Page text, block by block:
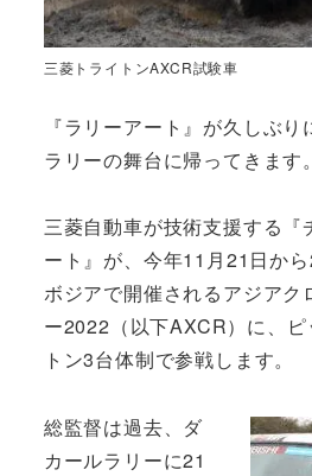
三菱トライトンAXCR試験車
『ラリーアート』が久しぶ
ラリーの舞台に帰ってきます。
三菱自動車が技術支援する『
ート』が、今年11月21日か
ボジアで開催されるアジアク
ー2022（以下AXCR）に、ピ
トン3台体制で参戦します。
総監督は過去、ダ
カールラリーに21